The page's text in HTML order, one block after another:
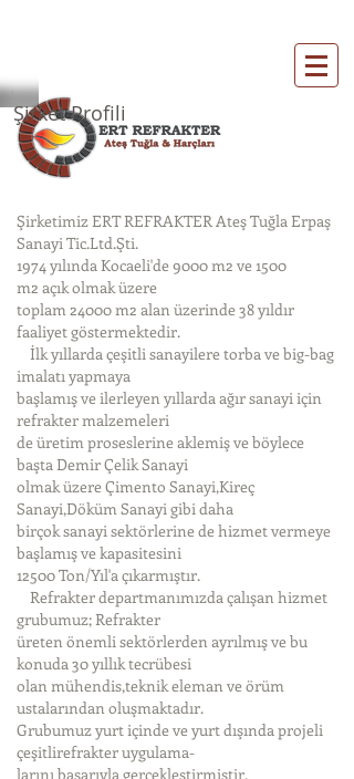
Şirket Profili
Şirketimiz ERT REFRAKTER Ateş Tuğla Erpaş
Sanayi Tic.Ltd.Şti.
1974 yılında Kocaeli'de 9000 m2 ve 1500
m2 açık olmak üzere
toplam 24000 m2 alan üzerinde 38 yıldır
faaliyet göstermektedir.
İlk yıllarda çeşitli sanayilere torba ve big-bag
imalatı yapmaya
başlamış ve ilerleyen yıllarda ağır sanayi için
refrakter malzemeleri
de üretim proseslerine aklemiş ve böylece
başta Demir Çelik Sanayi
olmak üzere Çimento Sanayi,Kireç
Sanayi,Döküm Sanayi gibi daha
birçok sanayi sektörlerine de hizmet vermeye
başlamış ve kapasitesini
12500 Ton/Yıl'a çıkarmıştır.
Refrakter departmanımızda çalışan hizmet
grubumuz; Refrakter
üreten önemli sektörlerden ayrılmış ve bu
konuda 30 yıllık tecrübesi
olan mühendis,teknik eleman ve örüm
ustalarından oluşmaktadır.
Grubumuz yurt içinde ve yurt dışında projeli
çeşitlirefrakter uygulama-
larını başarıyla gerçekleştirmiştir.